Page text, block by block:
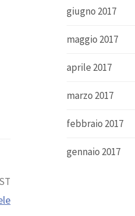
giugno 2017
maggio 2017
aprile 2017
marzo 2017
febbraio 2017
gennaio 2017